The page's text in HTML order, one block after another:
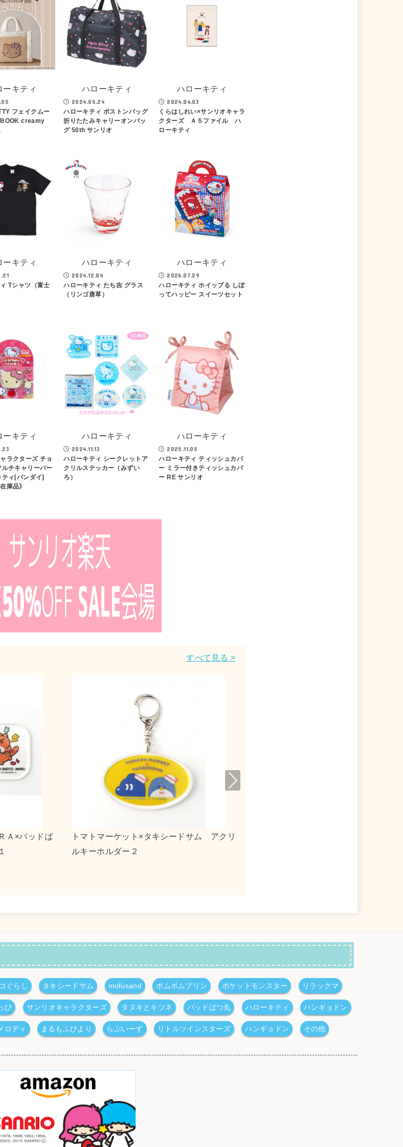
ーキティ
フェイクムー
BOOK creamy
ハローキティ
2024.05.24
ハローキティ ボストンバッグ
折りたたみキャリーオンバッ
グ 50th サンリオ
ハローキティ
2024.04.03
くらはしれい×サンリオキャラ
クターズ Ａ５ファイル ハ
ローキティ
ーキティ
Tシャツ（富士
ハローキティ
2024.12.04
ハローキティ たち吉 グラス
（リンゴ唐草）
ハローキティ
2026.07.29
ハローキティ ホイップる しぼ
ってハッピー スイーツセット
ーキティ
ラクターズ チョ
ルチキャリーバー
ティ[バンダイ]
庫品》
ハローキティ
2024.11.13
ハローキティ シークレットア
クリルステッカー（みずい
ろ）
ハローキティ
2025.11.05
ハローキティ ティッシュカバ
ー ミラー付きティッシュカバ
ー RE サンリオ
すべて見る >
ードサム アクリ
０３１３×リトルツインスターズ キャンバ
ストート
Nex
ぐらし タキシードサム mofusand ポムポムプリン ポケットモンスター リラックマ
ぴ サンリオキャラクターズ タヌキとキツネ バッドばつ丸 ハローキティ ハンギョドン
ロディ まるもふびより らぶいーず リトルツインスターズ ハンギョドン その他